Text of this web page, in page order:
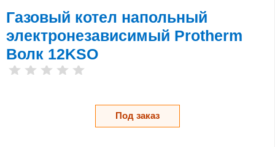
Газовый котел напольный
электронезависимый Protherm
Волк 12KSO
Под заказ